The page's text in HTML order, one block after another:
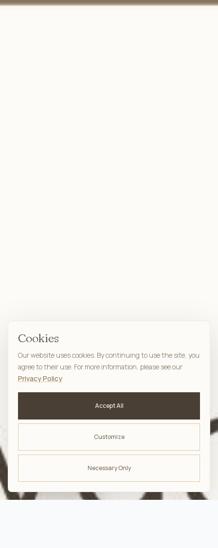
Cookies
Our website uses cookies. By continuing to use the site, you
agree to their use. For more information, please see our
Privacy Policy
Accept All
Customize
Necessary Only